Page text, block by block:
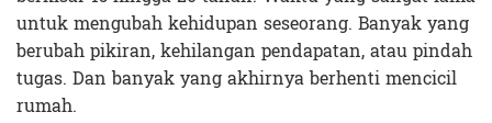
untuk mengubah kehidupan seseorang. Banyak yang
berubah pikiran, kehilangan pendapatan, atau pindah
tugas. Dan banyak yang akhirnya berhenti mencicil
rumah.